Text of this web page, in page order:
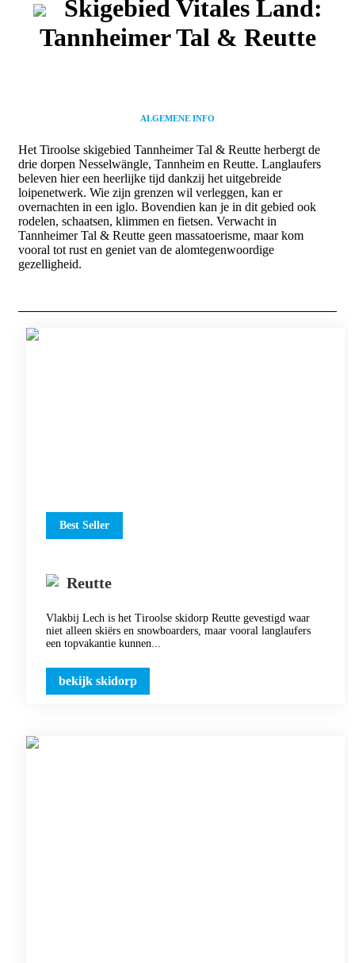
Skigebied Vitales Land:
Tannheimer Tal & Reutte
ALGEMENE INFO
Het Tiroolse skigebied Tannheimer Tal & Reutte herbergt de
drie dorpen Nesselwängle, Tannheim en Reutte. Langlaufers
beleven hier een heerlijke tijd dankzij het uitgebreide
loipenetwerk. Wie zijn grenzen wil verleggen, kan er
overnachten in een iglo. Bovendien kan je in dit gebied ook
rodelen, schaatsen, klimmen en fietsen. Verwacht in
Tannheimer Tal & Reutte geen massatoerisme, maar kom
vooral tot rust en geniet van de alomtegenwoordige
gezelligheid.
Best Seller
Reutte
Vlakbij Lech is het Tiroolse skidorp Reutte gevestigd waar
niet alleen skiërs en snowboarders, maar vooral langlaufers
een topvakantie kunnen...
bekijk skidorp